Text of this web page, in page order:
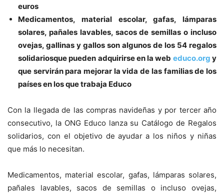
euros
Medicamentos, material escolar, gafas, lámparas
solares, pañales lavables, sacos de semillas o incluso
ovejas, gallinas y gallos son algunos de los 54 regalos
solidariosque pueden adquirirse en la web educo.org y
que servirán para mejorar la vida de las familias de los
países en los que trabaja Educo
Con la llegada de las compras navideñas y por tercer año
consecutivo, la ONG Educo lanza su Catálogo de Regalos
solidarios, con el objetivo de ayudar a los niños y niñas
que más lo necesitan.
Medicamentos, material escolar, gafas, lámparas solares,
pañales lavables, sacos de semillas o incluso ovejas,